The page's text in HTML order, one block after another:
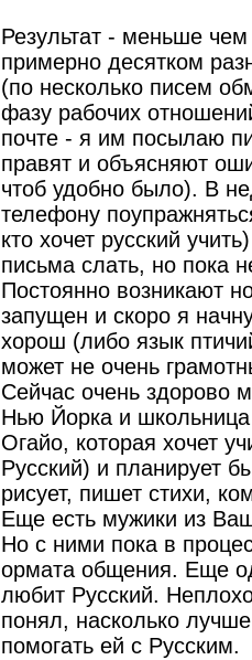
Результат - меньше чем
примерно десятком
(по несколько писем
фазу рабочих
почте - я им посылаю
правят и объясняют
чтоб удобно было). В
телефону
кто хочет русский
письма слать, но пока
Постоянно возникают
запущен и скоро я
хорош (либо язык
может не очень
Сейчас очень здорово
Нью Йорка и школьница
Огайо, которая хочет
Русский) и планирует
рисует, пишет стихи,
Еще есть мужики из
Но с ними пока в
ормата общения. Еще
любит Русский.
понял, насколько
помогать ей с Русским.